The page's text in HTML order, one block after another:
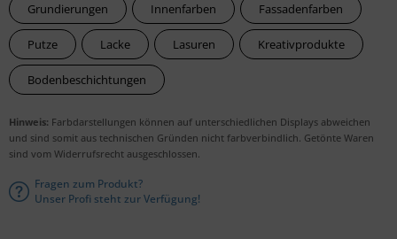
Grundierungen
Innenfarben Fassadenfarben
Putze Lacke Lasuren Kreativprodukte
Bodenbeschichtungen
Hinweis: Farbdarstellungen können auf unterschiedlichen Displays abweichen
und sind somit aus technischen Gründen nicht farbverbindlich. Getönte Waren
sind vom Widerrufsrecht ausgeschlossen.
Fragen zum Produkt?
Unser Profi steht zur Verfügung!